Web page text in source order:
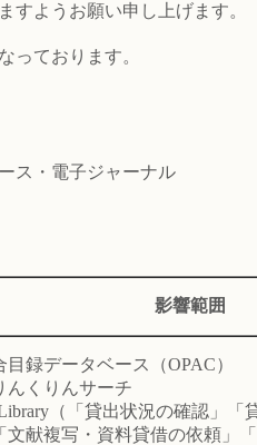
すようお願い申し上げます。
っております。
ス・電子ジャーナル
影響範囲
録データベース（OPAC）
くりんサーチ
（「貸出状況の確認」「
文献複写・資料貸借の依頼」「